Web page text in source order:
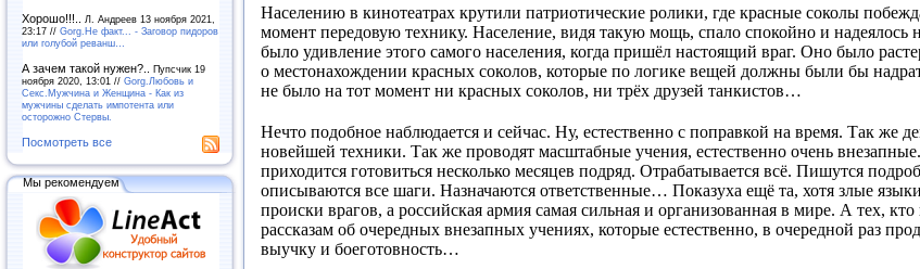
Хорошо!!!..
Л. Андреев 13 ноября 2021,
23:17 // Gorg.Не факт... - Заговор пидоров
или голубой реванш…
А зачем такой нужен?.. Пупсчик 19
ноября 2020, 13:01 // Gorg.Любовь и
Секс.Мужчина и Женщина - Как из
мужчины сделать импотента или
осторожно Стервы.
Посмотреть все
Мы рекомендуем
Населению в кинотеатрах крутили патриотические ролики, где красные соколы
момент передовую технику. Население, видя такую мощь, спало спокойно и надеялось
было удивление этого самого населения, когда пришёл настоящий враг. Оно было
о местонахождении красных соколов, которые по логике вещей должны были бы
не было на тот момент ни красных соколов, ни трёх друзей танкистов…
Нечто подобное наблюдается и сейчас. Ну, естественно с поправкой на время. Так же
новейшей техники. Так же проводят масштабные учения, естественно очень
приходится готовиться несколько месяцев подряд. Отрабатывается всё. Пишутся
описываются все шаги. Назначаются ответственные… Показуха ещё та, хотя злые
происки врагов, а российская армия самая сильная и организованная в мире. А тех,
рассказам об очередных внезапных учениях, которые естественно, в очередной раз
выучку и боеготовность…